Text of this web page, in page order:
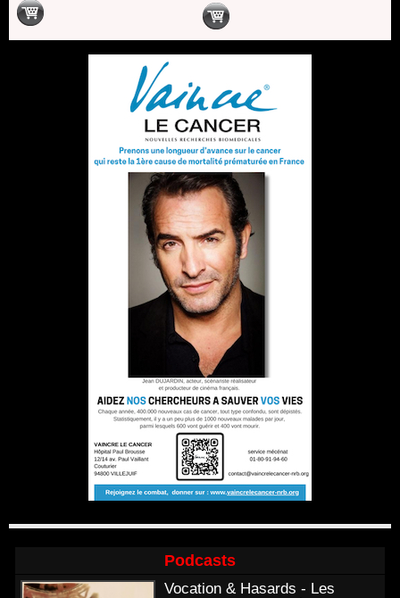
Podcasts
Vocation & Hasards - Les